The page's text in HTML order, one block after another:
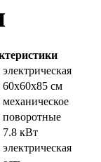
электрическая
60x60x85 см
механическое
поворотные
7.8 кВт
электрическая